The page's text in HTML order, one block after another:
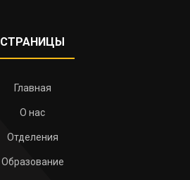
СТРАНИЦЫ
Главная
О нас
Отделения
Образование